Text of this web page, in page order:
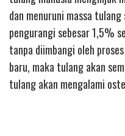
dan menuruni massa
pengurangi sebesar 1,5%
tanpa diimbangi oleh
baru, maka tulang akan
tulang akan mengalami